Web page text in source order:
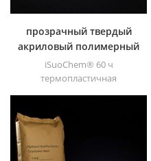
прозрачный твердый
акриловый полимерный
порошок для краски
iSuoChem® 60 ч
термопластичная
сольвентных печатных
красок, лаков, пластиковых
красок, контейнерных